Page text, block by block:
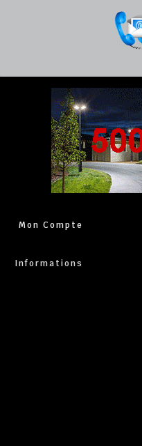
Mon Compte
Informations